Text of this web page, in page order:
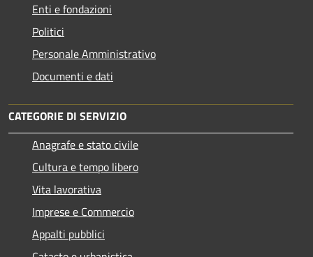
Enti e fondazioni
Politici
Personale Amministrativo
Documenti e dati
CATEGORIE DI SERVIZIO
Anagrafe e stato civile
Cultura e tempo libero
Vita lavorativa
Imprese e Commercio
Appalti pubblici